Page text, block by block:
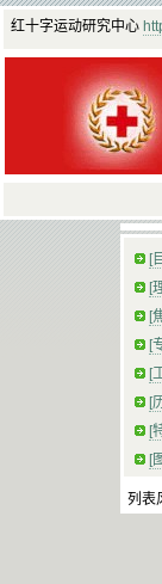
红十字运动研究中心
[
[
[
[
[
[
[
[
列表